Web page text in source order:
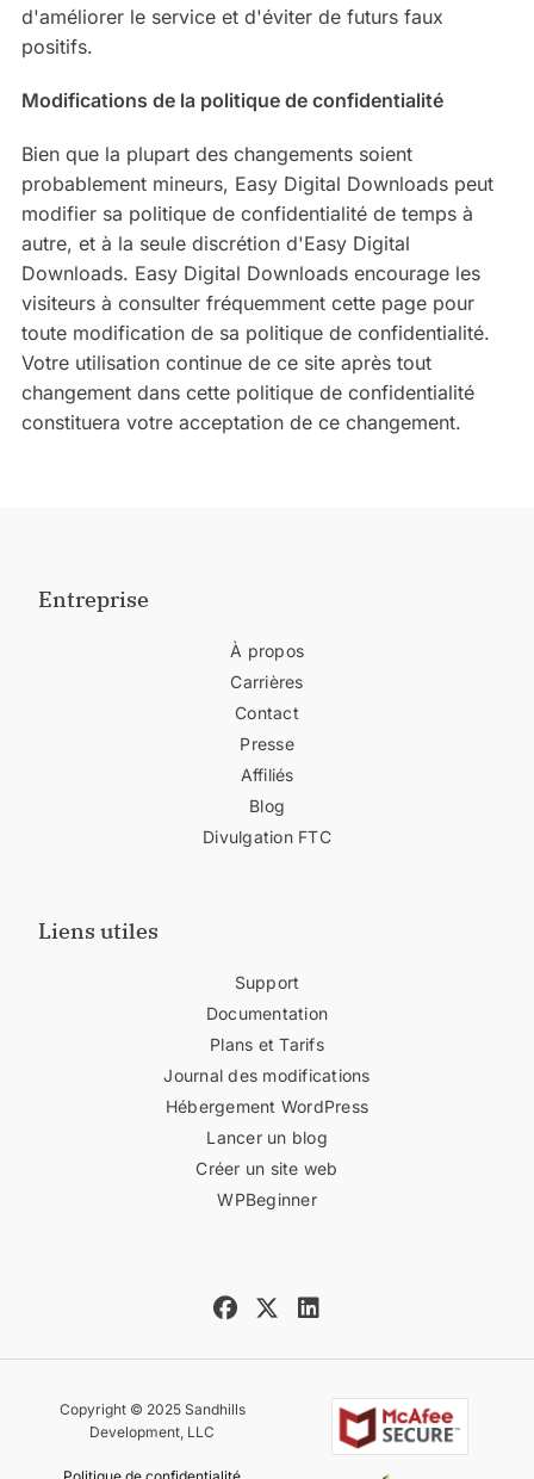
d'améliorer le service et d'éviter de futurs faux
positifs.
Modifications de la politique de confidentialité
Bien que la plupart des changements soient
probablement mineurs, Easy Digital Downloads peut
modifier sa politique de confidentialité de temps à
autre, et à la seule discrétion d'Easy Digital
Downloads. Easy Digital Downloads encourage les
visiteurs à consulter fréquemment cette page pour
toute modification de sa politique de confidentialité.
Votre utilisation continue de ce site après tout
changement dans cette politique de confidentialité
constituera votre acceptation de ce changement.
Entreprise
À propos
Carrières
Contact
Presse
Affiliés
Blog
Divulgation FTC
Liens utiles
Support
Documentation
Plans et Tarifs
Journal des modifications
Hébergement WordPress
Lancer un blog
Créer un site web
WPBeginner
Copyright © 2025 Sandhills
Development, LLC